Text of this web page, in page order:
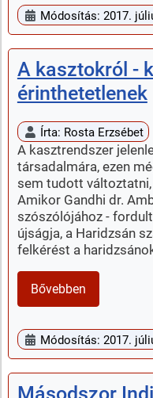
Módosítás: 2017.
A kasztokról -
érinthetetlenek
Írta: Rosta Erzsébet
A kasztrendszer
társadalmára, ezen
sem tudott
Amikor Gandhi dr.
szószólójához -
újságja, a Haridzsán
felkérést a
Bővebben
Módosítás: 2017.